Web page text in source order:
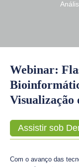
Webinar:
Visualização
Assistir sob
Com o avanço das